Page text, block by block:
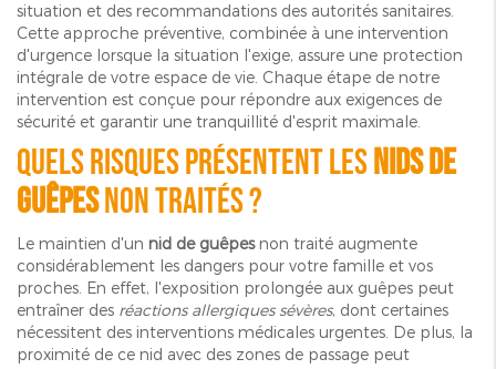
situation et des recommandations des autorités sanitaires.
Cette approche préventive, combinée à une intervention
d'urgence lorsque la situation l'exige, assure une protection
intégrale de votre espace de vie. Chaque étape de notre
intervention est conçue pour répondre aux exigences de
sécurité et garantir une tranquillité d'esprit maximale.
Quels risques présentent lesnids de
guêpesnon traités ?
Le maintien d'un nid de guêpesnon traité augmente
considérablement les dangers pour votre famille et vos
proches. En effet, l'exposition prolongée aux guêpes peut
entraîner des réactions allergiques sévères, dont certaines
nécessitent des interventions médicales urgentes. De plus, la
proximité de ce nid avec des zones de passage peut